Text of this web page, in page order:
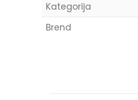
Kategorija
Brend